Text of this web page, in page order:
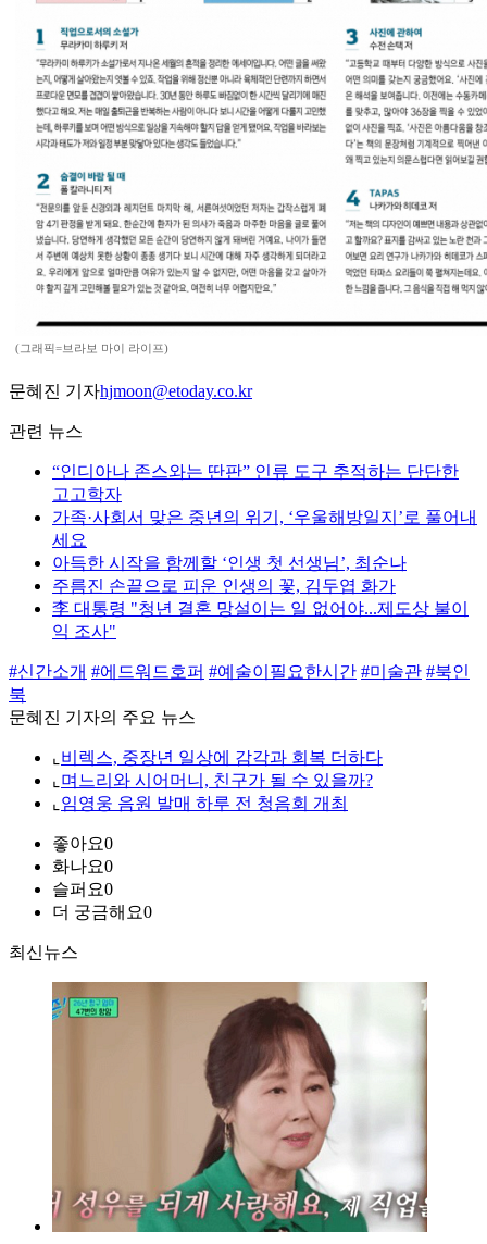
(그래픽=브라보 마이 라이프)
문혜진 기자hjmoon@etoday.co.kr
관련 뉴스
“인디아나 존스와는 딴판” 인류 도구 추적하는 단단한
고고학자
가족·사회서 맞은 중년의 위기, ‘우울해방일지’로 풀어내
세요
아득한 시작을 함께할 ‘인생 첫 선생님’, 최순나
주름진 손끝으로 피운 인생의 꽃, 김두엽 화가
李 대통령 "청년 결혼 망설이는 일 없어야...제도상 불이
익 조사"
#신간소개 #에드워드호퍼 #예술이필요한시간 #미술관 #북인
북
문혜진 기자의 주요 뉴스
⌞ 비렉스, 중장년 일상에 감각과 회복 더하다
⌞ 며느리와 시어머니, 친구가 될 수 있을까?
⌞ 임영웅 음원 발매 하루 전 청음회 개최
좋아요0
화나요0
슬퍼요0
더 궁금해요0
최신뉴스